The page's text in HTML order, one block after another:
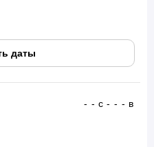
даты
- - с - - - в